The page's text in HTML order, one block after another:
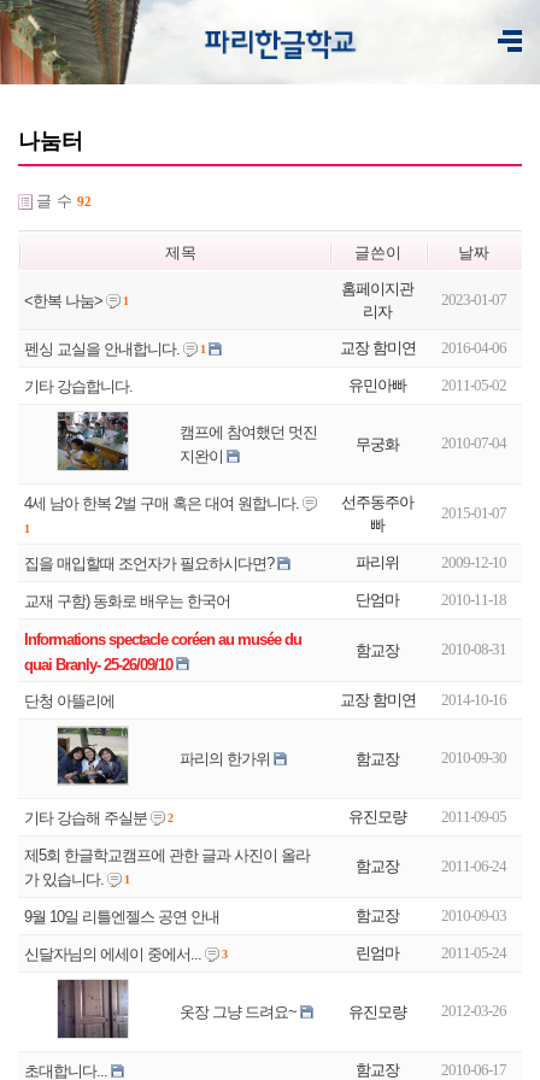
나눔터
글 수 92
제목 글쓴이 날짜
<한복 나눔> 1
홈페이지관
리자
2023-01-07
펜싱 교실을 안내합니다. 1 교장 함미연 2016-04-06
기타 강습합니다. 유민아빠 2011-05-02
캠프에 참여했던 멋진
지완이
무궁화 2010-07-04
4세 남아 한복 2벌 구매 혹은 대여 원합니다.
1
선주동주아
빠
2015-01-07
집을 매입할때 조언자가 필요하시다면? 파리위 2009-12-10
교재 구함) 동화로 배우는 한국어 단엄마 2010-11-18
Informations spectacle coréen au musée du
함교장 2010-08-31
단청 아뜰리에 교장 함미연 2014-10-16
파리의 한가위 함교장 2010-09-30
기타 강습해 주실분 2 유진모량 2011-09-05
제5회 한글학교캠프에 관한 글과 사진이 올라
가 있습니다.
1
함교장 2011-06-24
함교장 2010-09-03
신달자님의 에세이 중에서... 3 린엄마 2011-05-24
옷장 그냥 드려요~ 유진모량 2012-03-26
초대합니다... 함교장 2010-06-17